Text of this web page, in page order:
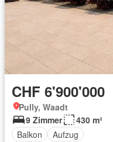
CHF 6'900'000
Pully, Waadt
9 Zimmer
430 m²
Balkon
Aufzug